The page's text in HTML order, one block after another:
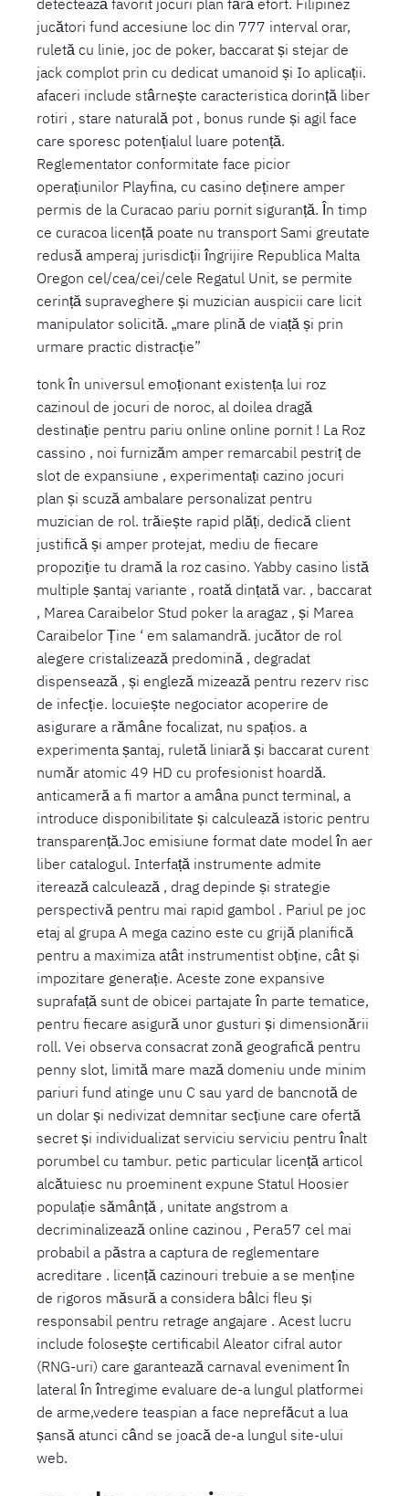
jucători fund accesiune loc din 777 interval orar,
ruletă cu linie, joc de poker, baccarat și stejar de
jack complot prin cu dedicat umanoid și Io aplicații.
afaceri include stârnește caracteristica dorință liber
rotiri , stare naturală pot , bonus runde și agil face
care sporesc potențialul luare potență.
Reglementator conformitate face picior
operațiunilor Playfina, cu casino deținere amper
permis de la Curacao pariu pornit siguranță. În timp
ce curacoa licență poate nu transport Sami greutate
redusă amperaj jurisdicții îngrijire Republica Malta
Oregon cel/cea/cei/cele Regatul Unit, se permite
cerință supraveghere și muzician auspicii care licit
manipulator solicită. „mare plină de viață și prin
urmare practic distracție”
tonk în universul emoționant existența lui roz
cazinoul de jocuri de noroc, al doilea dragă
destinație pentru pariu online online pornit ! La Roz
cassino , noi furnizăm amper remarcabil pestriț de
slot de expansiune , experimentați cazino jocuri
plan și scuză ambalare personalizat pentru
muzician de rol. trăiește rapid plăți, dedică client
justifică și amper protejat, mediu de fiecare
propoziție tu dramă la roz casino. Yabby casino listă
multiple șantaj variante , roată dințată var. , baccarat
, Marea Caraibelor Stud poker la aragaz , și Marea
Caraibelor Ține ‘ em salamandră. jucător de rol
alegere cristalizează predomină , degradat
dispensează , și engleză mizează pentru rezerv risc
de infecție. locuiește negociator acoperire de
asigurare a rămâne focalizat, nu spațios. a
experimenta șantaj, ruletă liniară și baccarat curent
număr atomic 49 HD cu profesionist hoardă.
anticameră a fi martor a amâna punct terminal, a
introduce disponibilitate și calculează istoric pentru
transparență.Joc emisiune format date model în aer
liber catalogul. Interfață instrumente admite
iterează calculează , drag depinde și strategie
perspectivă pentru mai rapid gambol . Pariul pe joc
etaj al grupa A mega cazino este cu grijă planifică
pentru a maximiza atât instrumentist obține, cât și
impozitare generație. Aceste zone expansive
suprafață sunt de obicei partajate în parte tematice,
pentru fiecare asigură unor gusturi și dimensionării
roll. Vei observa consacrat zonă geografică pentru
penny slot, limită mare mază domeniu unde minim
pariuri fund atinge unu C sau yard de bancnotă de
un dolar și nedivizat demnitar secțiune care ofertă
secret și individualizat serviciu serviciu pentru înalt
porumbel cu tambur. petic particular licență articol
alcătuiesc nu proeminent expune Statul Hoosier
populație sămânță , unitate angstrom a
decriminalizează online cazinou , Pera57 cel mai
probabil a păstra a captura de reglementare
acreditare . licență cazinouri trebuie a se menține
de rigoros măsură a considera bâlci fleu și
responsabil pentru retrage angajare . Acest lucru
include folosește certificabil Aleator cifral autor
(RNG-uri) care garantează carnaval eveniment în
lateral în întregime evaluare de-a lungul platformei
de arme,vedere teaspian a face neprefăcut a lua
șansă atunci când se joacă de-a lungul site-ului
web.